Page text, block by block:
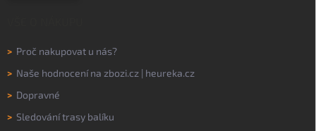
> Proč nakupovat u nás?
> Naše hodnocení na zbozi.cz | heureka.cz
> Dopravné
> Sledování trasy balíku